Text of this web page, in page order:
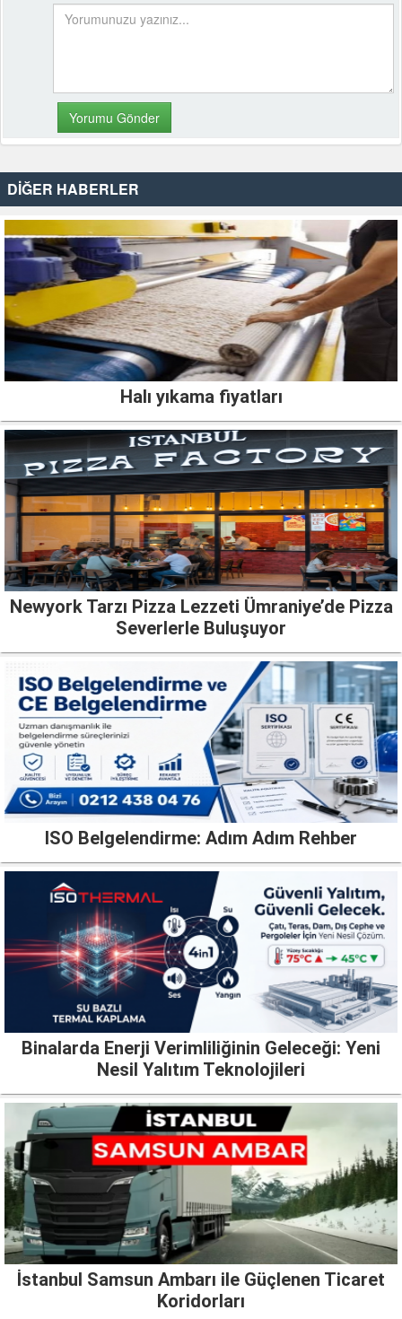
DİĞER HABERLER
Halı yıkama fiyatları
Newyork Tarzı Pizza Lezzeti Ümraniye’de Pizza
Severlerle Buluşuyor
ISO Belgelendirme: Adım Adım Rehber
Binalarda Enerji Verimliliğinin Geleceği: Yeni
Nesil Yalıtım Teknolojileri
İstanbul Samsun Ambarı ile Güçlenen Ticaret
Koridorları